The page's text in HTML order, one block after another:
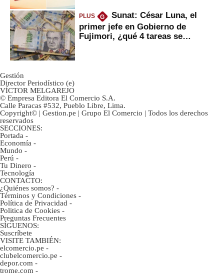
PLUS G
Sunat: César Luna, el
primer jefe en Gobierno de
Fujimori, ¿qué 4 tareas se
Gestión
Director Periodístico (e)
VÍCTOR MELGAREJO
© Empresa Editora El Comercio S.A.
Calle Paracas #532, Pueblo Libre, Lima.
Copyright© | Gestion.pe | Grupo El Comercio | Todos los derechos
reservados
SECCIONES:
Portada -
Economía -
Mundo -
Perú -
Tu Dinero -
Tecnología
CONTACTO:
¿Quiénes somos? -
Términos y Condiciones -
Política de Privacidad -
Politica de Cookies -
Preguntas Frecuentes
SÍGUENOS:
Suscríbete
VISITE TAMBIÉN:
elcomercio.pe -
clubelcomercio.pe -
depor.com -
trome.com -